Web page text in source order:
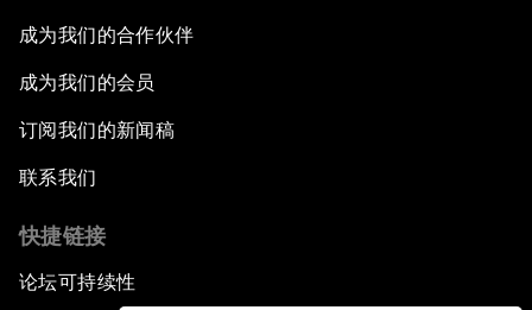
成为我们的合作伙伴
成为我们的会员
订阅我们的新闻稿
联系我们
快捷链接
论坛可持续性